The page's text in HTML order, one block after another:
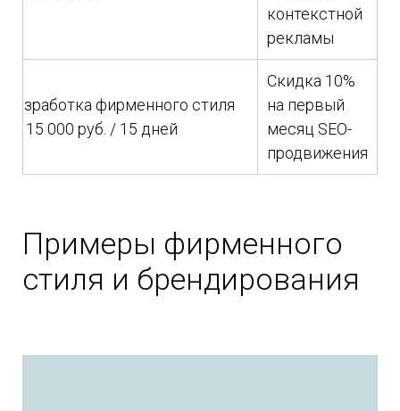
контекстной
рекламы
Разработка фирменного стиля
от 15 000 руб. / 15 дней
Скидка 10%
на первый
месяц SEO-
продвижения
Примеры фирменного
стиля и брендирования